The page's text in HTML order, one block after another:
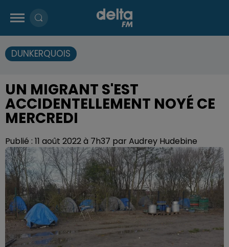
DUNKERQUOIS
UN MIGRANT S'EST
ACCIDENTELLEMENT NOYÉ CE
MERCREDI
Publié : 11 août 2022 à 7h37 par Audrey Hudebine